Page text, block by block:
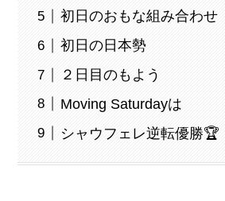
初日のおもな組み合わせ
初日の日本勢
２日目のもよう
Moving Saturdayは
シャウフェレ逆転優勝🏆